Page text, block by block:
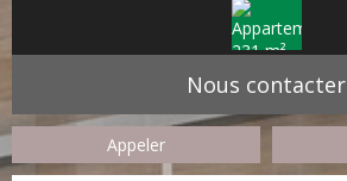
Nous contacter
Appeler